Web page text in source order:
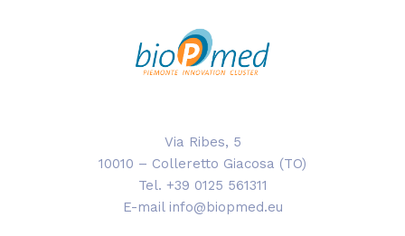
Via Ribes, 5
10010 – Colleretto Giacosa (TO)
Tel. +39 0125 561311
E-mail info@biopmed.eu